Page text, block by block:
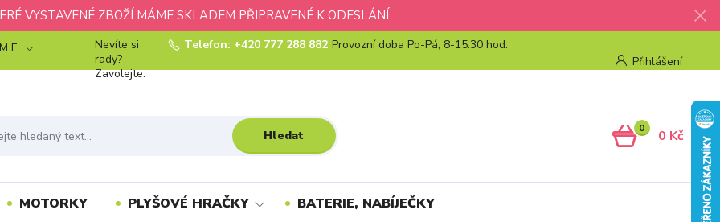
VYSTAVENÉ ZBOŽÍ MÁME SKLADEM PŘIPRAVENÉ K ODESLÁNÍ.
E
Přihlášení
Hledat
Nevíte si
rady?
Zavolejte.
Telefon: +420 777 288 882 Provozní doba Po-Pá, 8-15:30 hod.
0 0 Kč
MOTORKY PLYŠOVÉ HRAČKY BATERIE, NABÍJEČKY